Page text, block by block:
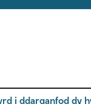
i ddarganfod dy